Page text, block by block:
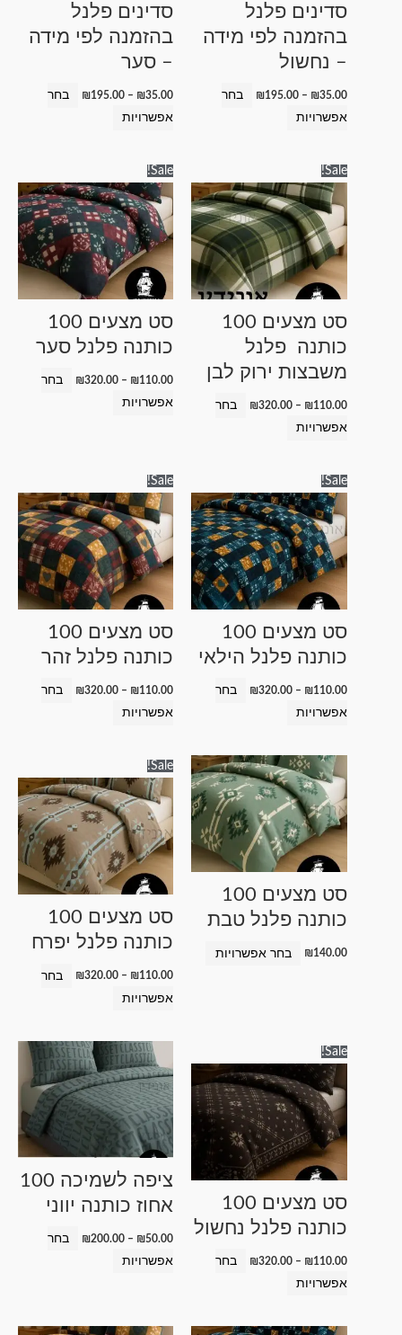
סדינים פלנל
בהזמנה לפי מידה
– נחשול
₪35.00
–
₪195.00
בחר
אפשרויות
לבחור
את
האפשרויות
סדינים פלנל
בהזמנה לפי מידה
– סער
₪35.00
–
₪195.00
בחר
אפשרויות
לבחור
את
Sale!
סט מצעים 100
כותנה פלנל
משבצות ירוק לבן
₪110.00
–
₪320.00
מחירים:
⁦₪110.00⁩
עד
⁦₪320.00⁩
בחר
אפשרויות
זה
יש
מספר
סוגים.
ניתן
את
האפשרויות
בעמוד
Sale!
סט מצעים 100
כותנה פלנל סער
₪110.00
–
₪320.00
מחירים:
⁦₪110.00⁩
עד
⁦₪320.00⁩
בחר
אפשרויות
זה
יש
מספר
סוגים.
ניתן
את
האפשרויות
בעמוד
Sale!
סט מצעים 100
כותנה פלנל הילאי
₪110.00
–
₪320.00
מחירים:
⁦₪110.00⁩
עד
⁦₪320.00⁩
בחר
אפשרויות
זה
יש
מספר
סוגים.
ניתן
את
האפשרויות
בעמוד
Sale!
סט מצעים 100
כותנה פלנל זהר
₪110.00
–
₪320.00
מחירים:
⁦₪110.00⁩
עד
⁦₪320.00⁩
בחר
אפשרויות
זה
יש
מספר
סוגים.
ניתן
את
האפשרויות
בעמוד
סט מצעים 100
כותנה פלנל טבת
₪ 140.00 בחר אפשרויות
למוצר
זה
יש
מספר
סוגים.
האפשרויות
Sale!
סט מצעים 100
כותנה פלנל יפרח
₪ 110.00
–
₪320.00
מחירים:
⁦₪110.00⁩
עד
בחר
אפשרויות
זה
יש
מספר
סוגים.
ניתן
את
האפשרויות
בעמוד
Sale!
סט מצעים 100
כותנה פלנל נחשול
₪110.00
–
₪320.00
מחירים:
עד
⁦₪320.00⁩
בחר
אפשרויות
זה
יש
מספר
סוגים.
ניתן
את
האפשרויות
ציפה לשמיכה 100
אחוז כותנה יווני
₪50.00
–
₪200.00
טווח
מחירים:
עד
בחר
אפשרויות
למוצר
זה
יש
מספר
לבחור
את
טווח טווח